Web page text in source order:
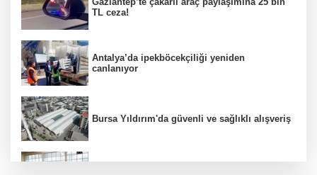
TL ceza!
Antalya’da ipekböcekçiliği yeniden
canlanıyor
Bursa Yıldırım'da güvenli ve sağlıklı alışveriş